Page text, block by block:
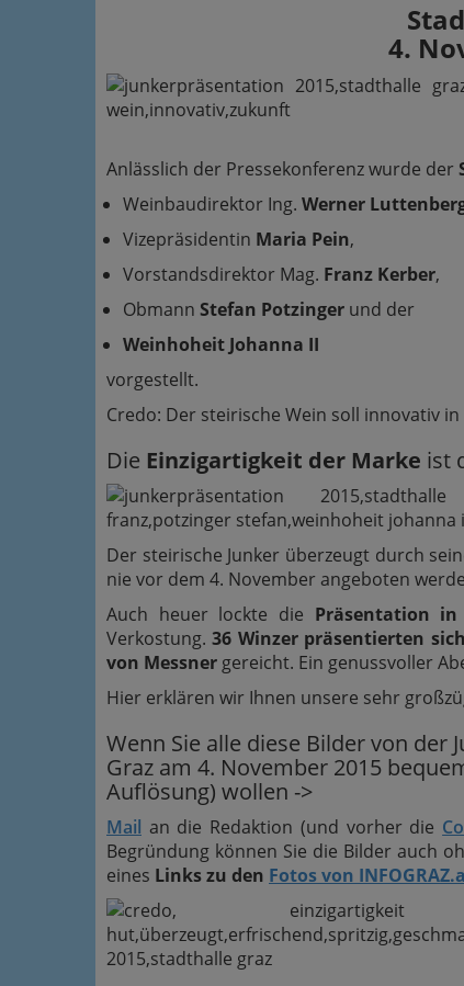
4.
Anlässlich der Pressekonferenz wurde der
Weinbaudirektor Ing. Werner
Vizepräsidentin Maria Pein,
Vorstandsdirektor Mag. Franz Kerber,
Obmann Stefan Potzinger und der
Weinhoheit Johanna II
vorgestellt.
Credo: Der steirische Wein soll innovativ
Die Einzigartigkeit der Marke ist
Der steirische Junker überzeugt durch
nie vor dem 4. November angeboten
Auch heuer lockte die Präsentation
Verkostung.36 Winzer präsentierten
von Messner gereicht. Ein genussvoller
Hier erklären wir Ihnen unsere sehr
Wenn Sie alle diese Bilder von der
Graz am 4. November 2015
Auflösung) wollen ->
Mail an die Redaktion (und vorher die
Begründung können Sie die Bilder auch
eines Links zu den Fotos von